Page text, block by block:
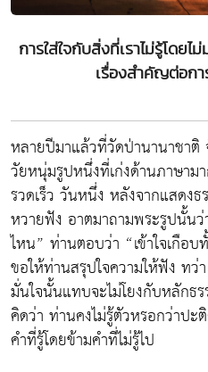
การใส่ใจกับสิ่งที่เราไม่รู้โดย
เรื่องสำคัญต่อ
หลายปีมาแล้วที่วัดป่านานาชาติ
วัยหนุ่มรูปหนึ่งที่เก่งด้านภาษาม
รวดเร็ว วันหนึ่ง หลังจากแสดง
หวายฟัง อาตมาถามพระรูปนั้น
ไหน” ท่านตอบว่า “เข้าใจเกือ
ขอให้ท่านสรุปใจความให้ฟัง ท
มั่นใจนั้นแทบจะไม่โยงกับหลักธ
คิดว่า ท่านคงไม่รู้ตัวหรอกว่าปะ
คำที่รู้โดยข้ามคำที่ไม่รู้ไป